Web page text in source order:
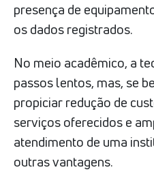
presença de
os dados registrados.
No meio acadêmico, a
passos lentos, mas, se
propiciar redução de
serviços oferecidos e
atendimento de uma
outras vantagens.